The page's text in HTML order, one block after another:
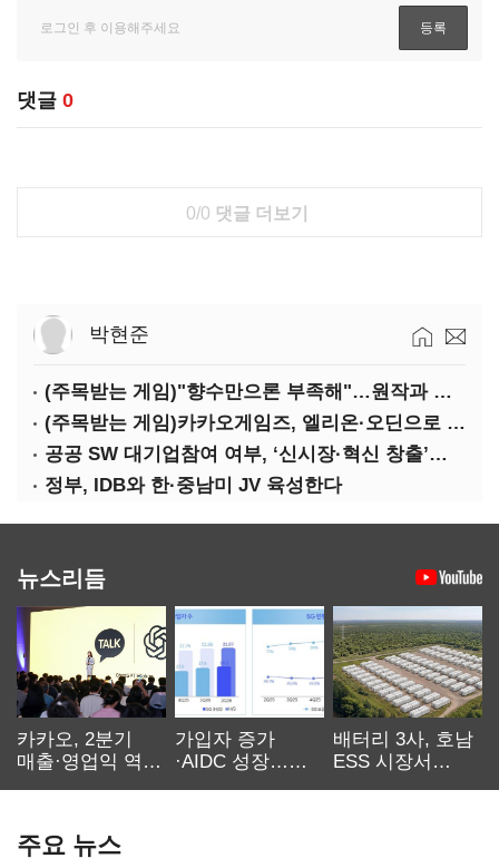
댓글 0
0/0 댓글 더보기
박현준
(주목받는 게임)"향수만으론 부족해"…원작과 차별화 성공한 '리니지M'
(주목받는 게임)카카오게임즈, 엘리온·오딘으로 MMORPG 투트랙 공세
공공 SW 대기업참여 여부, ‘신시장·혁신 창출’도 평가한다
정부, IDB와 한·중남미 JV 육성한다
뉴스리듬
카카오, 2분기
매출·영업익 역대
가입자 증가
·AIDC 성장…
배터리 3사, 호남
ESS 시장서
주요 뉴스